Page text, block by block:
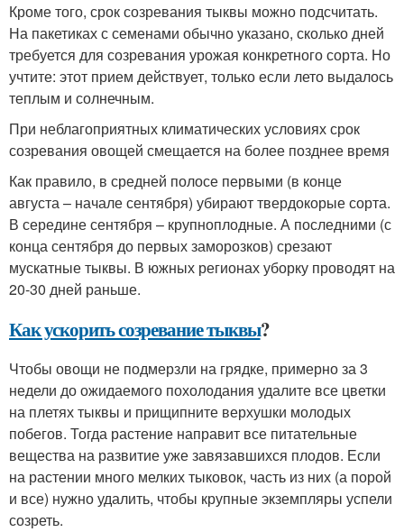
Кроме того, срок созревания тыквы можно подсчитать.
На пакетиках с семенами обычно указано, сколько дней
требуется для созревания урожая конкретного сорта. Но
учтите: этот прием действует, только если лето выдалось
теплым и солнечным.
При неблагоприятных климатических условиях срок
созревания овощей смещается на более позднее время
Как правило, в средней полосе первыми (в конце
августа – начале сентября) убирают твердокорые сорта.
В середине сентября – крупноплодные. А последними (с
конца сентября до первых заморозков) срезают
мускатные тыквы. В южных регионах уборку проводят на
20-30 дней раньше.
Как ускорить созревание тыквы?
Чтобы овощи не подмерзли на грядке, примерно за 3
недели до ожидаемого похолодания удалите все цветки
на плетях тыквы и прищипните верхушки молодых
побегов. Тогда растение направит все питательные
вещества на развитие уже завязавшихся плодов. Если
на растении много мелких тыковок, часть из них (а порой
и все) нужно удалить, чтобы крупные экземпляры успели
созреть.